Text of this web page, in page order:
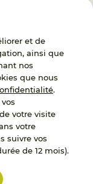
et de
ainsi que
nos
que nous
.
votre visite
votre
suivre vos
de 12 mois).
Protégée, créé le 5
de service public du
des
Enfance
ressource pour
à l’élaboration de la
des conseils
au